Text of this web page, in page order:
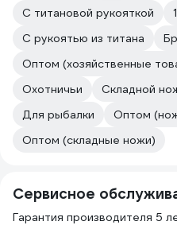
С титановой рукояткой
С рукоятью из титана
Оптом (хозяйственные
Охотничьи
Складной
Для рыбалки
Оптом
Оптом (складные ножи)
Сервисное
Гарантия производителя 5